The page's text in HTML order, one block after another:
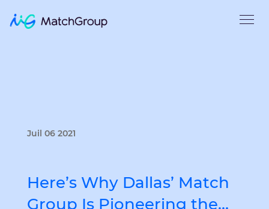
Juil 06 2021
Here’s Why Dallas’ Match
Group Is Pioneering the…